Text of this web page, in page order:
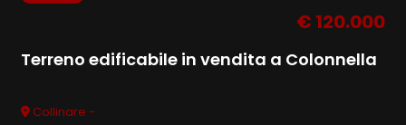
€ 120.000
Terreno edificabile in vendita a Colonnella
Collinare -